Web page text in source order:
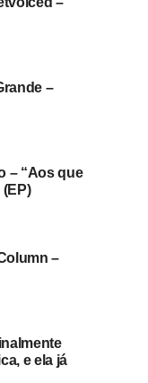
–
– “Aos que
(EP)
–
e ela já